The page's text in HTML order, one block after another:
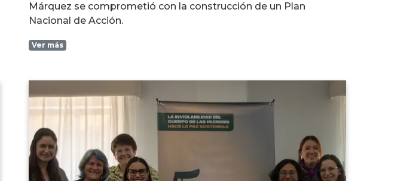
Márquez se comprometió con la construcción de un Plan
Nacional de Acción.
Ver más